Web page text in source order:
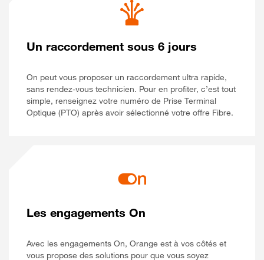
Un raccordement sous 6 jours
On peut vous proposer un raccordement ultra rapide,
sans rendez-vous technicien. Pour en profiter, c’est tout
simple, renseignez votre numéro de Prise Terminal
Optique (PTO) après avoir sélectionné votre offre Fibre.
Les engagements On
Avec les engagements On, Orange est à vos côtés et
vous propose des solutions pour que vous soyez